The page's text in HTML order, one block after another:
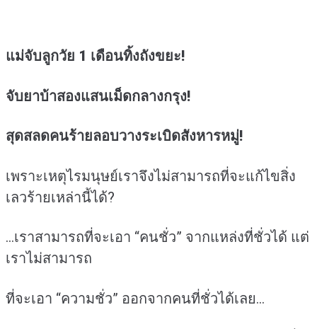
แม่จับลูกวัย 1 เดือนทิ้งถังขยะ!
จับยาบ้าสองแสนเม็ดกลางกรุง!
สุดสลดคนร้ายลอบวางระเบิดสังหารหมู่!
เพราะเหตุไรมนุษย์เราจึงไม่สามารถที่จะแก้ไขสิ่ง
เลวร้ายเหล่านี้ได้?
…เราสามารถที่จะเอา “คนชั่ว” จากแหล่งที่ชั่วได้ แต่
เราไม่สามารถ
ที่จะเอา “ความชั่ว” ออกจากคนที่ชั่วได้เลย…